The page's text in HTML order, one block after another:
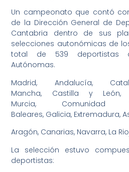
Un campeonato que contó
de la Dirección General de
Cantabria dentro de sus
selecciones autonómicas de
total de 539 deportistas
Autónomas.
Madrid, Andalucía,
Mancha, Castilla y León,
Murcia, Comunidad
Baleares, Galicia, Extremadura,
Aragón, Canarias, Navarra, La
La selección estuvo
deportistas: